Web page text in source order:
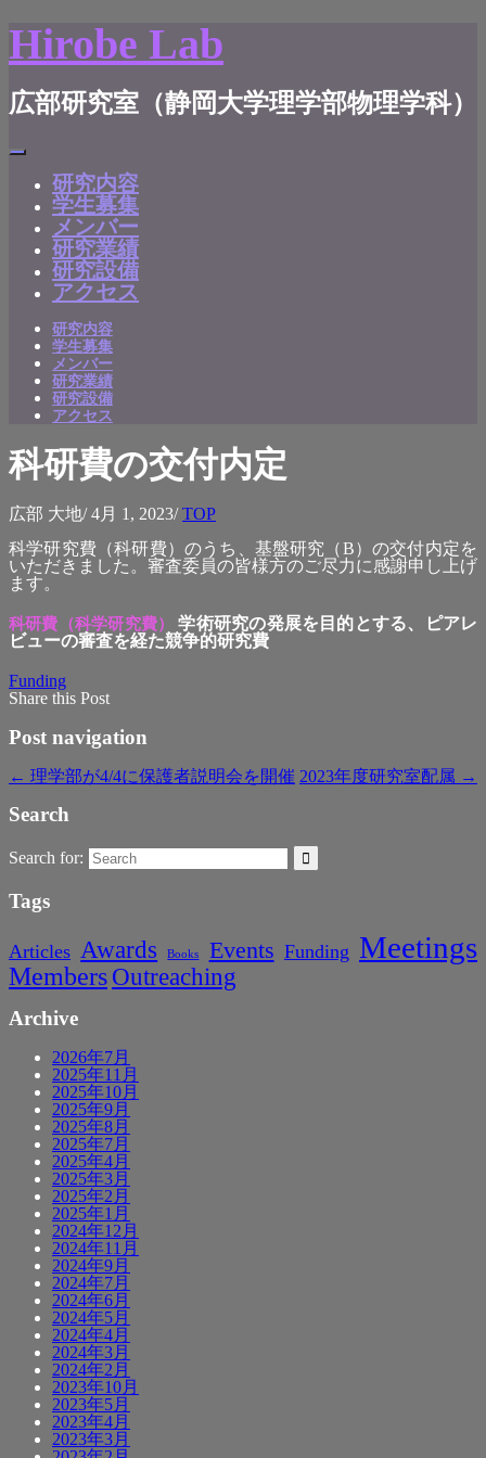
Hirobe Lab
広部研究室（静岡大学理学部物理学科）
研究内容
学生募集
メンバー
研究業績
研究設備
アクセス
研究内容
学生募集
メンバー
研究業績
研究設備
アクセス
科研費の交付内定
広部 大地/ 4月 1, 2023/ TOP
科学研究費（科研費）のうち、基盤研究（B）の交付内定を
いただきました。審査委員の皆様方のご尽力に感謝申し上げ
ます。
科研費（科学研究費）
学術研究の発展を目的とする、ピアレ
ビューの審査を経た競争的研究費
Funding
Share this Post
Post navigation
← 理学部が4/4に保護者説明会を開催 2023年度研究室配属 →
Search
Search for:
Tags
Articles Awards Books Events Funding Meetings
Members Outreaching
Archive
2026年7月
2025年11月
2025年10月
2025年9月
2025年8月
2025年7月
2025年4月
2025年3月
2025年2月
2025年1月
2024年12月
2024年11月
2024年9月
2024年7月
2024年6月
2024年5月
2024年4月
2024年3月
2024年2月
2023年10月
2023年5月
2023年4月
2023年3月